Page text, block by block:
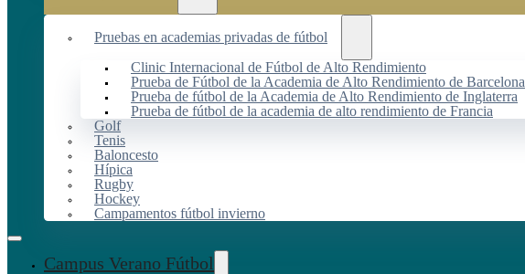
Pruebas en academias privadas de fútbol
Clinic Internacional de Fútbol de Alto Rendimiento
Prueba de Fútbol de la Academia de Alto Rendimiento de Barcelona
Prueba de fútbol de la Academia de Alto Rendimiento de Inglaterra
Prueba de fútbol de la academia de alto rendimiento de Francia
Golf
Tenis
Baloncesto
Hípica
Rugby
Hockey
Campamentos fútbol invierno
Campus Verano Fútbol